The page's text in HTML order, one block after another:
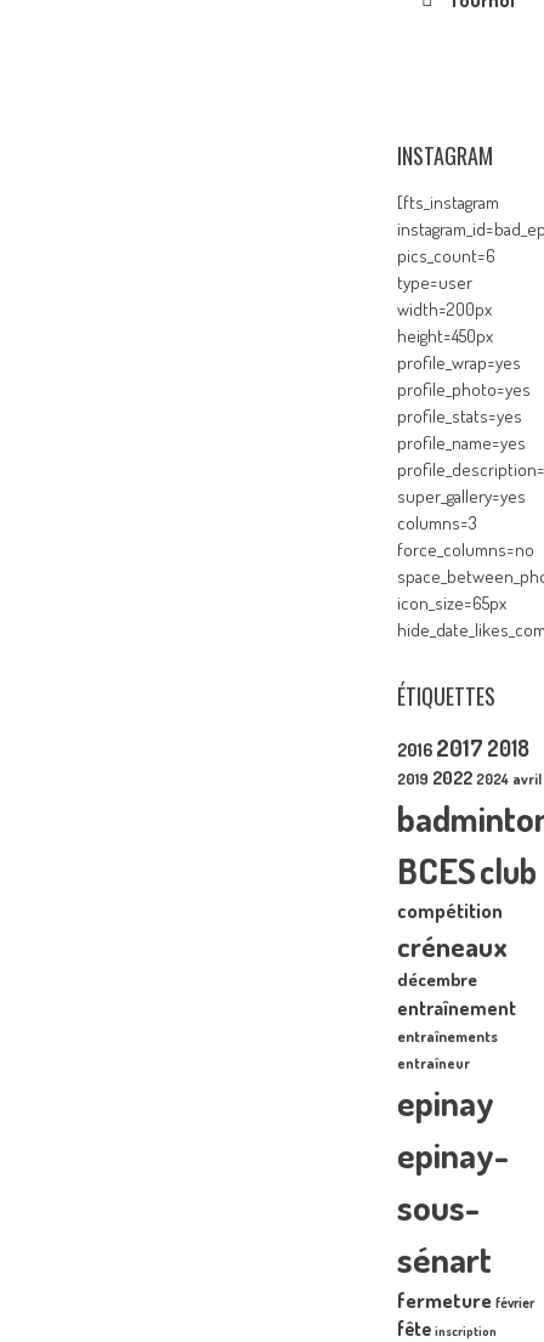
INSTAGRAM
[fts_instagram
pics_count=6
type=user
width=200px
height=450px
profile_wrap=yes
profile_photo=yes
profile_stats=yes
profile_name=yes
super_gallery=yes
columns=3
force_columns=no
icon_size=65px
ÉTIQUETTES
2016 2017 2018
2019 2022 2024 avril
BCESclub
compétition
créneaux
décembre
entraînement
entraînements
entraîneur
epinay
epinay-
sous-
sénart
fermeture février
fête inscription